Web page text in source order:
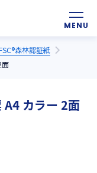
森林認証紙
面
A4 カラー 2面